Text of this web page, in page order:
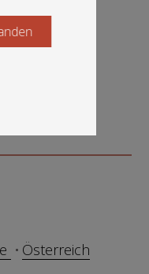
Österreich